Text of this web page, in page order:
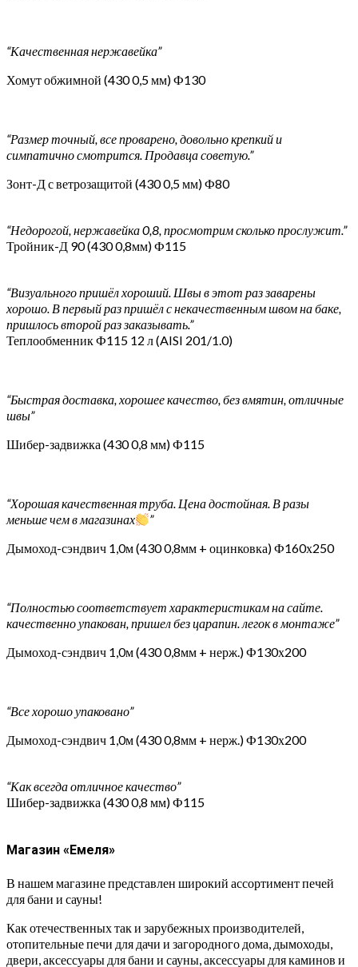
“Качественная нержавейка”
Хомут обжимной (430 0,5 мм) Ф130
“Размер точный, все проварено, довольно крепкий и
симпатично смотрится. Продавца советую.”
Зонт-Д с ветрозащитой (430 0,5 мм) Ф80
“Недорогой, нержавейка 0,8, просмотрим сколько прослужит.”
Тройник-Д 90 (430 0,8мм) Ф115
“Визуального пришёл хороший. Швы в этот раз заварены
хорошо. В первый раз пришёл с некачественным швом на баке,
пришлось второй раз заказывать.”
Теплообменник Ф115 12 л (AISI 201/1.0)
“Быстрая доставка, хорошее качество, без вмятин, отличные
швы”
Шибер-задвижка (430 0,8 мм) Ф115
“Хорошая качественная труба. Цена достойная. В разы
меньше чем в магазинах
”
Дымоход-сэндвич 1,0м (430 0,8мм + оцинковка) Ф160х250
“Полностью соответствует характеристикам на сайте.
качественно упакован, пришел без царапин. легок в монтаже”
Дымоход-сэндвич 1,0м (430 0,8мм + нерж.) Ф130х200
“Все хорошо упаковано”
Дымоход-сэндвич 1,0м (430 0,8мм + нерж.) Ф130х200
“Как всегда отличное качество”
Шибер-задвижка (430 0,8 мм) Ф115
Магазин «Емеля»
В нашем магазине представлен широкий ассортимент печей
для бани и сауны!
Как отечественных так и зарубежных производителей,
отопительные печи для дачи и загородного дома, дымоходы,
двери, аксессуары для бани и сауны, аксессуары для каминов и